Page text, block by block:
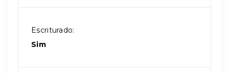
Escriturado:
Sim